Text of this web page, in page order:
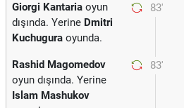
83'
Giorgi Kantaria oyun
dışında. Yerine Dmitri
Kuchugura oyunda.
83'
Rashid Magomedov
oyun dışında. Yerine
Islam Mashukov